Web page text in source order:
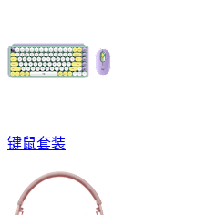
键鼠套装